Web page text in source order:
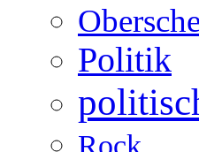
Politik
Rock